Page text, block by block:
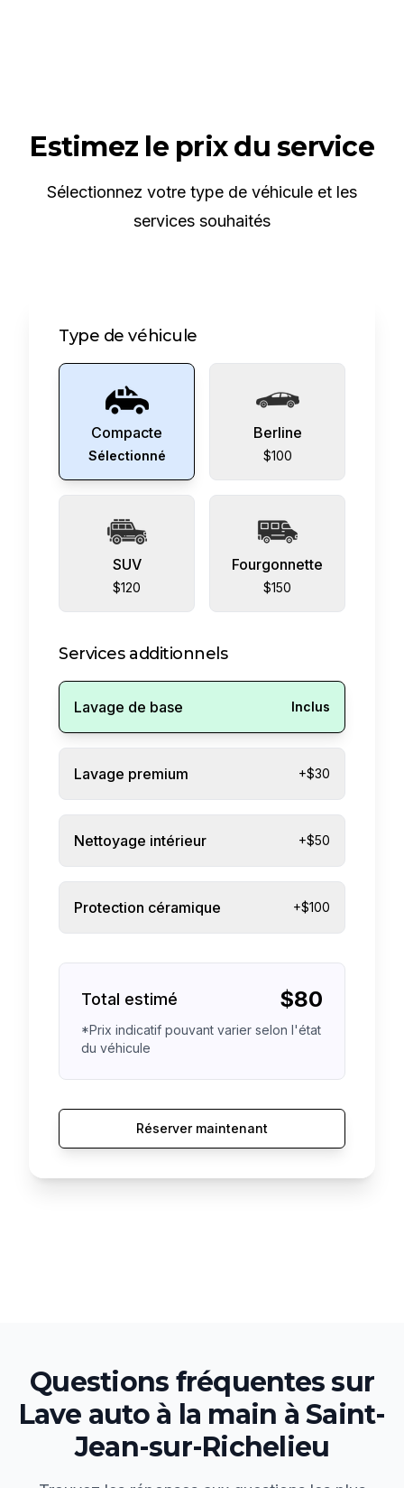
Estimez le prix du service
Sélectionnez votre type de véhicule et les
services souhaités
Type de véhicule
Compacte
Sélectionné
Berline
$100
SUV
$120
Fourgonnette
$150
Services additionnels
Lavage de base Inclus
Lavage premium +$30
Nettoyage intérieur +$50
Protection céramique +$100
Total estimé $80
*Prix indicatif pouvant varier selon l'état
du véhicule
Réserver maintenant
Questions fréquentes sur
Lave auto à la main à Saint-
Jean-sur-Richelieu